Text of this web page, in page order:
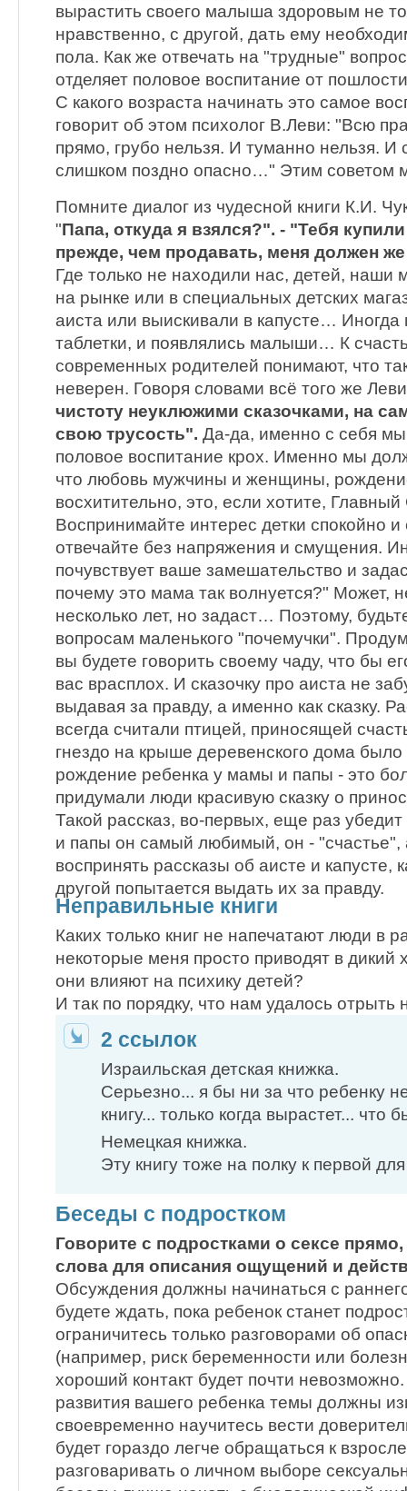
вырастить своего малыша здоровым не
нравственно, с другой, дать ему
пола. Как же отвечать на "трудные"
отделяет половое воспитание от
С какого возраста начинать это самое
говорит об этом психолог В.Леви: "Всю
прямо, грубо нельзя. И туманно нельзя.
слишком поздно опасно…" Этим советом
Помните диалог из чудесной книги К.И.
"Папа, откуда я взялся?". - "Тебя
прежде, чем продавать, меня должен
Где только не находили нас, детей,
на рынке или в специальных детских
аиста или выискивали в капусте…
таблетки, и появлялись малыши… К
современных родителей понимают, что
неверен. Говоря словами всё того же
чистоту неуклюжими сказочками, на
свою трусость". Да-да, именно с себя
половое воспитание крох. Именно мы
что любовь мужчины и женщины,
восхитительно, это, если хотите,
Воспринимайте интерес детки спокойно и
отвечайте без напряжения и смущения.
почувствует ваше замешательство и
почему это мама так волнуется?" Может,
несколько лет, но задаст… Поэтому,
вопросам маленького "почемучки".
вы будете говорить своему чаду, что бы
вас врасплох. И сказочку про аиста не
выдавая за правду, а именно как сказку.
всегда считали птицей, приносящей
гнездо на крыше деревенского дома
рождение ребенка у мамы и папы - это
придумали люди красивую сказку о
Такой рассказ, во-первых, еще раз
и папы он самый любимый, он - "счастье",
воспринять рассказы об аисте и капусте,
другой попытается выдать их за правду.
Неправильные книги
Каких только книг не напечатают люди в
некоторые меня просто приводят в дикий
они влияют на психику детей?
И так по порядку, что нам удалось отрыть
2 ссылок
Израильская детская книжка.
Серьезно... я бы ни за что ребенку
книгу... только когда вырастет... что
Немецкая книжка.
Эту книгу тоже на полку к первой
Беседы с подростком
Говорите с подростками о сексе
слова для описания ощущений и
Обсуждения должны начинаться с
будете ждать, пока ребенок станет
ограничитесь только разговорами об
(например, риск беременности или
хороший контакт будет почти
развития вашего ребенка темы должны
своевременно научитесь вести
будет гораздо легче обращаться к
разговаривать о личном выборе